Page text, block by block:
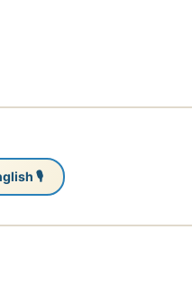
🎙 Subscribe / English